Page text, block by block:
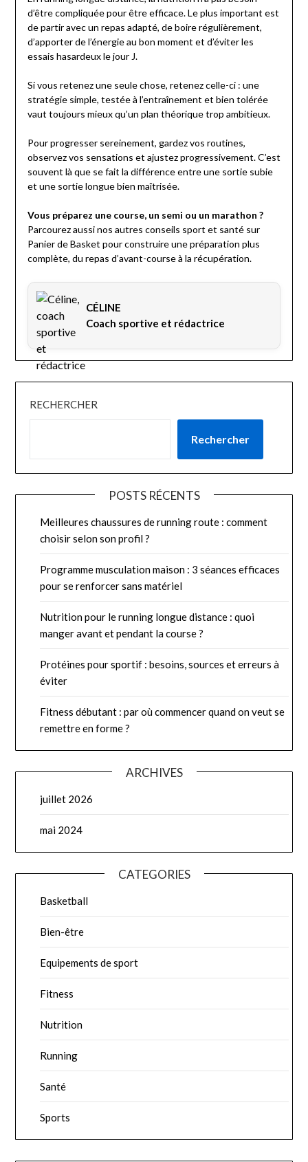
d’être compliquée pour être efficace. Le plus important est
de partir avec un repas adapté, de boire régulièrement,
d’apporter de l’énergie au bon moment et d’éviter les
essais hasardeux le jour J.
Si vous retenez une seule chose, retenez celle-ci : une
stratégie simple, testée à l’entraînement et bien tolérée
vaut toujours mieux qu’un plan théorique trop ambitieux.
Pour progresser sereinement, gardez vos routines,
observez vos sensations et ajustez progressivement. C’est
souvent là que se fait la différence entre une sortie subie
et une sortie longue bien maîtrisée.
Vous préparez une course, un semi ou un marathon ?
Parcourez aussi nos autres conseils sport et santé sur
Panier de Basket pour construire une préparation plus
complète, du repas d’avant-course à la récupération.
CÉLINE
Coach sportive et rédactrice
RECHERCHER
Rechercher
POSTS RÉCENTS
Meilleures chaussures de running route : comment
choisir selon son profil ?
Programme musculation maison : 3 séances efficaces
pour se renforcer sans matériel
Nutrition pour le running longue distance : quoi
manger avant et pendant la course ?
Protéines pour sportif : besoins, sources et erreurs à
éviter
Fitness débutant : par où commencer quand on veut se
remettre en forme ?
ARCHIVES
juillet 2026
mai 2024
CATEGORIES
Basketball
Bien-être
Equipements de sport
Fitness
Nutrition
Running
Santé
Sports